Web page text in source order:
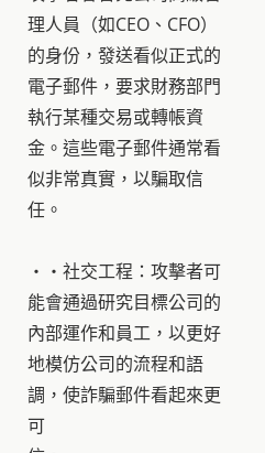
理人員（如CEO、CFO）
的身份，發送看似正式的
電子郵件，要求財務部門
執行某種交易或轉帳資
金。這些電子郵件通常看
似非常真實，以騙取信
任。
・・社交工程：攻擊者可
能會通過研究目標公司的
內部運作和員工，以更好
地模仿公司的流程和語
調，使詐騙郵件看起來更
可